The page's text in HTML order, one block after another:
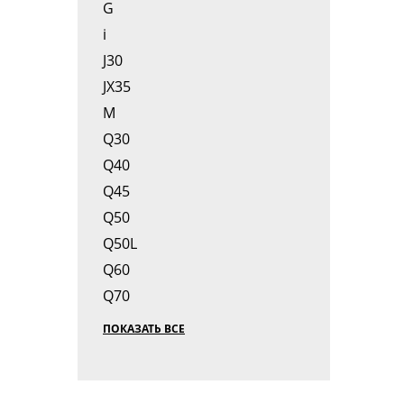
G
i
J30
JX35
M
Q30
Q40
Q45
Q50
Q50L
Q60
Q70
ПОКАЗАТЬ ВСЕ